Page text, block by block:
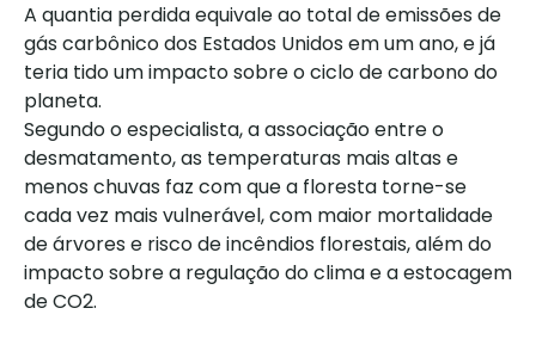
A quantia perdida equivale ao total de emissões de
gás carbônico dos Estados Unidos em um ano, e já
teria tido um impacto sobre o ciclo de carbono do
planeta.
Segundo o especialista, a associação entre o
desmatamento, as temperaturas mais altas e
menos chuvas faz com que a floresta torne-se
cada vez mais vulnerável, com maior mortalidade
de árvores e risco de incêndios florestais, além do
impacto sobre a regulação do clima e a estocagem
de CO2.